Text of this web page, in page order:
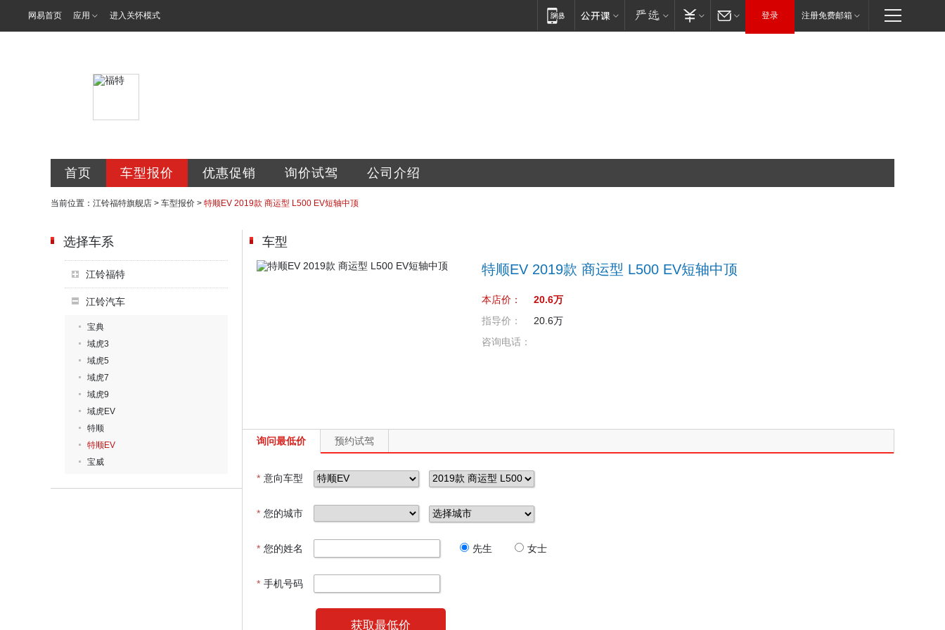
网易首页 应用 进入关怀模式 登录 注册免费邮箱
首页 车型报价 优惠促销 询价试驾 公司介绍
当前位置： 江铃福特旗舰店 > 车型报价 > 特顺EV 2019款 商运型 L500 EV短轴中顶
选择车系
江铃福特
江铃汽车
宝典
域虎3
域虎5
域虎7
域虎9
域虎EV
特顺
特顺EV
宝威
车型
特顺EV 2019款 商运型 L500 EV短轴中顶
本店价：
20.6万
指导价：
20.6万
咨询电话：
询问最低价 预约试驾
* 意向车型
* 您的城市
* 您的姓名 先生 女士
* 手机号码
获取最低价